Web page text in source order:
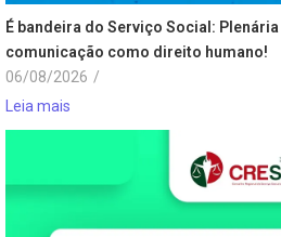
É bandeira do Serviço Social:
comunicação como direito humano!
06/08/2026 /
Leia mais